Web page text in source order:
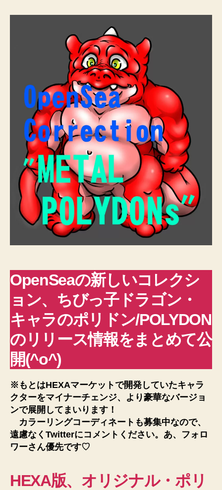
タ
ポ
リ
ド
ン
ズ」
へ
の
OpenSeaの新しいコレクシ
ョン、ちびっ子ドラゴン・
キャラのポリドン/POLYDON
のリリース情報をまとめて公
開(^o^)
※もとはHEXAマーケットで開発していたキャラ
クターをマイナーチェンジ、より豪華なバージョ
ンで展開してまいります！
カラーリングコーディネートも募集中なので、
遠慮なくTwitterにコメントください。あ、フォロ
ワーさん優先です♡
HEXA版、オリジナル・ポリ